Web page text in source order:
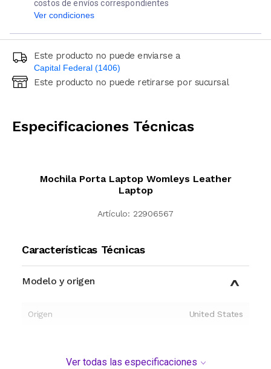
costos de envíos correspondientes
Ver condiciones
Este producto no puede enviarse a
Capital Federal (1406)
Ingresá código postal (sólo números)
Este producto no puede retirarse por sucursal
Especificaciones Técnicas
Mochila Porta Laptop Womleys Leather
Laptop
Artículo: 22906567
Características Técnicas
Modelo y origen
Origen United States
Ver todas las especificaciones